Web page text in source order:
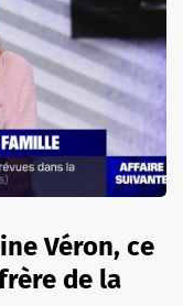
Véron, ce
de la